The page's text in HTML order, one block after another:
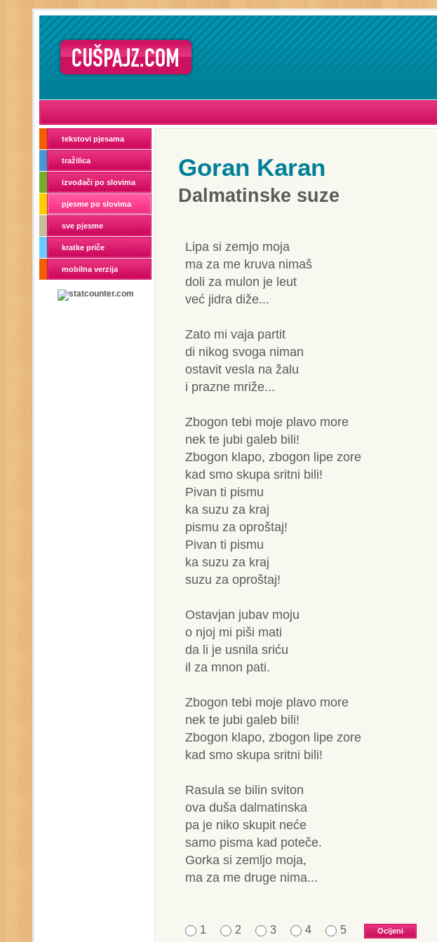
tekstovi pjesama
tražilica
izvođači po slovima
pjesme po slovima
sve pjesme
kratke priče
mobilna verzija
Goran Karan
Dalmatinske suze
Lipa si zemjo moja
ma za me kruva nimaš
doli za mulon je leut
već jidra diže...
Zato mi vaja partit
di nikog svoga niman
ostavit vesla na žalu
i prazne mriže...
Zbogon tebi moje plavo more
nek te jubi galeb bili!
Zbogon klapo, zbogon lipe zore
kad smo skupa sritni bili!
Pivan ti pismu
ka suzu za kraj
pismu za oproštaj!
Pivan ti pismu
ka suzu za kraj
suzu za oproštaj!
Ostavjan jubav moju
o njoj mi piši mati
da li je usnila sriću
il za mnon pati.
Zbogon tebi moje plavo more
nek te jubi galeb bili!
Zbogon klapo, zbogon lipe zore
kad smo skupa sritni bili!
Rasula se bilin sviton
ova duša dalmatinska
pa je niko skupit neće
samo pisma kad poteče.
Gorka si zemljo moja,
ma za me druge nima...
1 2 3 4 5